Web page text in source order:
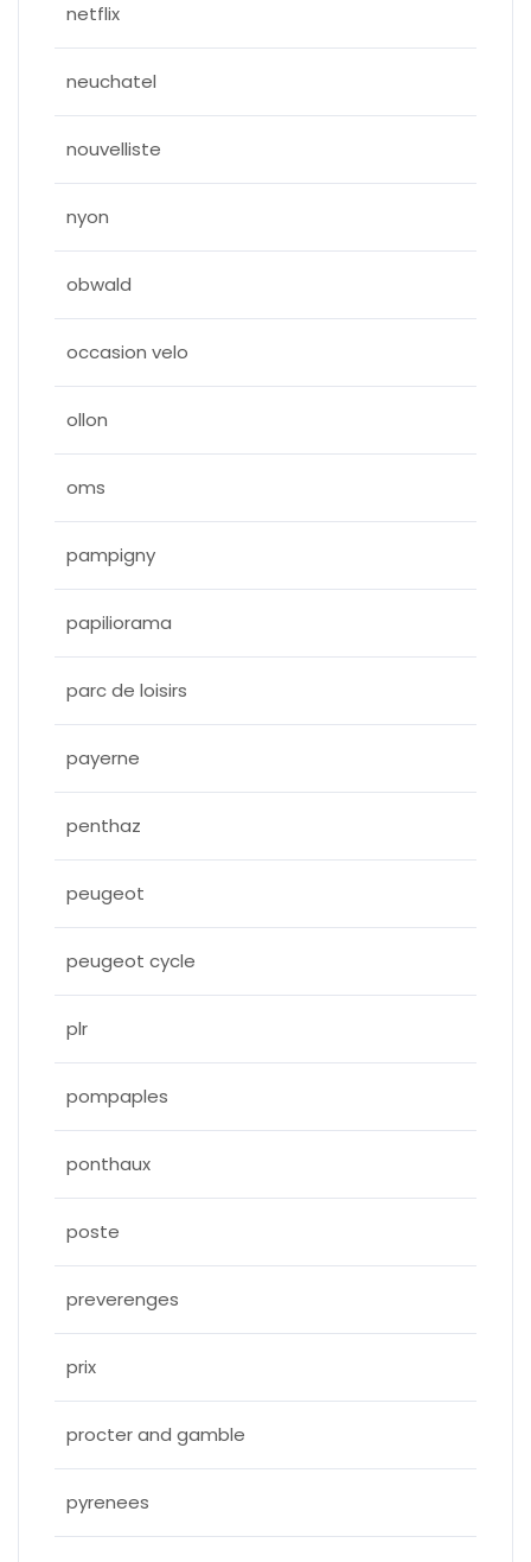
netflix
neuchatel
nouvelliste
nyon
obwald
occasion velo
ollon
oms
pampigny
papiliorama
parc de loisirs
payerne
penthaz
peugeot
peugeot cycle
plr
pompaples
ponthaux
poste
preverenges
prix
procter and gamble
pyrenees